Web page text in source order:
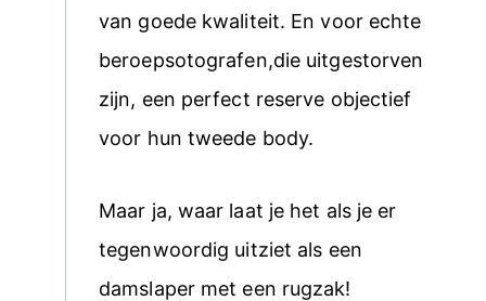
van goede kwaliteit. En voor echte
beroepsotografen,die uitgestorven
zijn, een perfect reserve objectief
voor hun tweede body.
Maar ja, waar laat je het als je er
tegenwoordig uitziet als een
damslaper met een rugzak!